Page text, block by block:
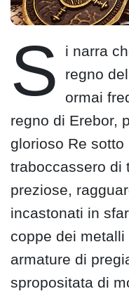
S
i narra
regno
ormai
regno di Erebor,
glorioso Re sotto
traboccassero di
preziose,
incastonati in
coppe dei
armature di
spropositata di